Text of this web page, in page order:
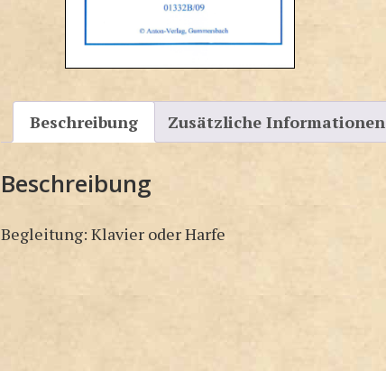
Beschreibung Zusätzliche Informationen
Beschreibung
Begleitung: Klavier oder Harfe